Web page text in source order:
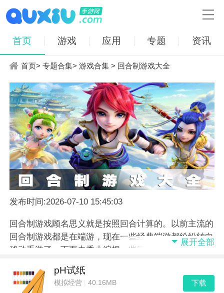

首页 游戏 应用 专题 资讯
首页>专题合集>游戏合集 > 回合制游戏大全
发布时间:2026-07-10 15:45:03
回合制游戏顾名思义就是按照回合计算的。以前主流的
回合制游戏都是在端游，现在一些经典端游都纷纷转向
移动手游了，下面去秀小编把一些回合制端游转为回合
展开全部
pH试纸
模拟经营 |40.16MB 下载